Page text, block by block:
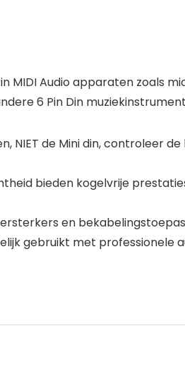
MIDI Audio apparaten zoals
6 Pin Din
NIET de Mini din, controleer
bieden kogelvrije
en
gebruikt met professionele